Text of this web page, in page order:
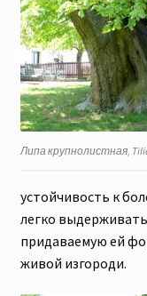
Липа крупнолистная,
устойчивость к
легко
придаваемую ей
живой изгороди.